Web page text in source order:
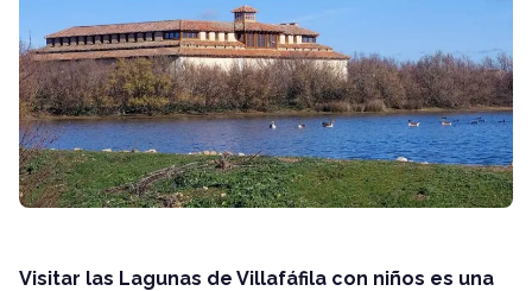
Visitar las Lagunas de Villafáfila con niños es una